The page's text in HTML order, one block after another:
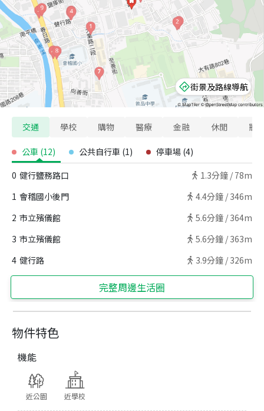
物件特色
機能
近公園 近學校
街景及路線導航
交通 學校 購物 醫療 金融 休閒 寵
公車 (12) 公共自行車 (1) 停車場 (4)
0 健行鹽務路口 1.3分鐘 / 78m
1 會稽國小後門 4.4分鐘 / 346m
2 市立殯儀館 5.6分鐘 / 364m
3 市立殯儀館 5.6分鐘 / 363m
4 健行路 3.9分鐘 / 326m
完整周邊生活圈